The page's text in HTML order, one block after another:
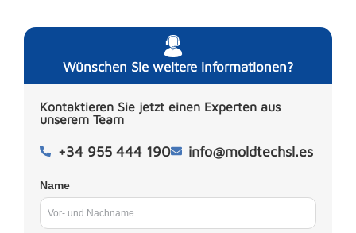
Wünschen Sie weitere Informationen?
Kontaktieren Sie jetzt einen Experten aus
unserem Team
+34 955 444 190 info@moldtechsl.es
Name